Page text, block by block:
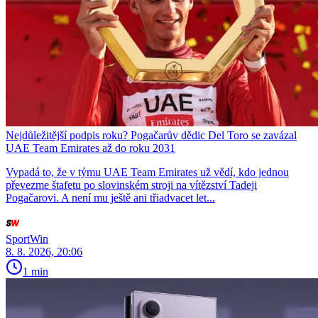
Nejdůležitější podpis roku? Pogačarův dědic Del Toro se zavázal
UAE Team Emirates až do roku 2031
Vypadá to, že v týmu UAE Team Emirates už vědí, kdo jednou
převezme štafetu po slovinském stroji na vítězství Tadeji
Pogačarovi. A není mu ještě ani třiadvacet let...
SportWin
8. 8. 2026, 20:06
1 min